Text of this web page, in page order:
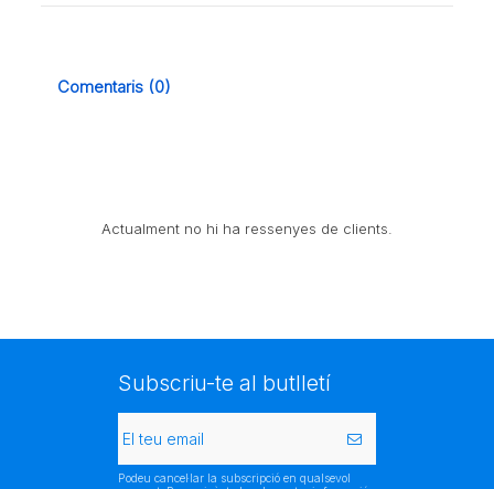
Comentaris (0)
Actualment no hi ha ressenyes de clients.
Subscriu-te al butlletí
Podeu cancel·lar la subscripció en qualsevol